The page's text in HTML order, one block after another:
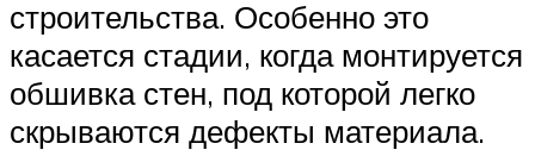
строительства. Особенно это
касается стадии, когда монтируется
обшивка стен, под которой легко
скрываются дефекты материала.